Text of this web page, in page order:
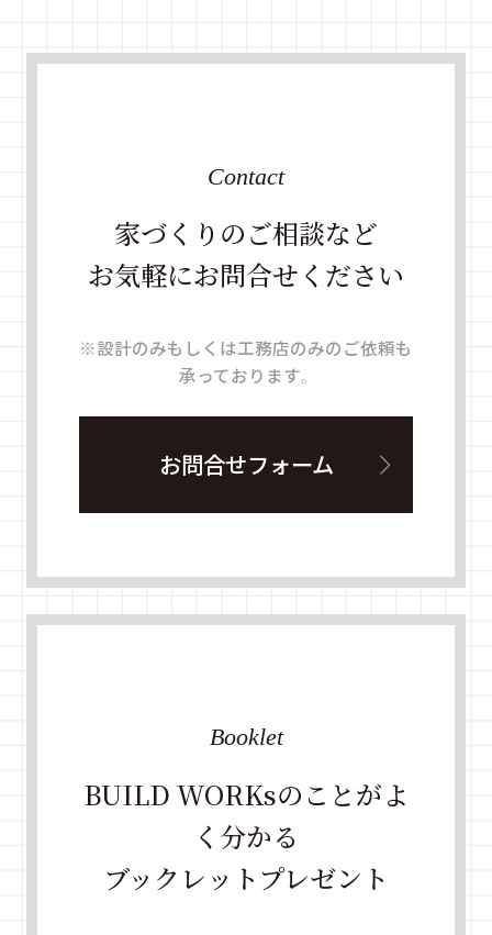
家づくりのご相談など
お気軽にお問合せください
Contact
※設計のみもしくは工務店のみのご依頼も
承っております。
お問合せフォーム
BUILD WORKsのことがよ
く分かる
ブックレットプレゼント
Booklet